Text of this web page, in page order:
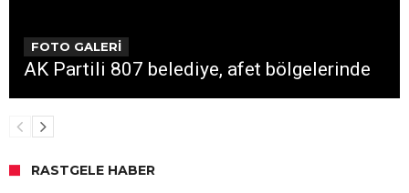
FOTO GALERİ
AK Partili 807 belediye, afet bölgelerinde
RASTGELE HABER